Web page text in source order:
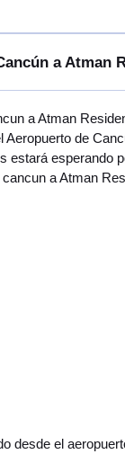
a Atman
a Atman
de
estará
a Atman
desde el